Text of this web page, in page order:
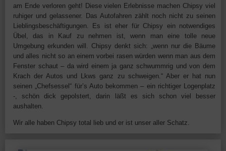
am Ende verloren geht! Diese vielen Erlebnisse machen Chipsy viel
ruhiger und gelassener. Das Autofahren zählt noch nicht zu seinen
Lieblingsbeschäftigungen. Es ist eher für Chipsy ein notwendiges
Übel, das in Kauf zu nehmen ist, wenn man eine tolle neue
Umgebung erkunden will. Chipsy denkt sich: „wenn nur die Bäume
und alles nicht so an einem vorbei rasen würden wenn man aus dem
Fenster schaut – da wird einem ja ganz schwummrig und von dem
Krach der Autos und Lkws ganz zu schweigen.“ Aber er hat nun
seinen „Chefsessel“ für’s Auto bekommen – ein richtiger Logenplatz
-, schön dick gepolstert, darin läßt es sich schon viel besser
aushalten.
Wir alle haben Chipsy total lieb und er ist unser aller Schatz.